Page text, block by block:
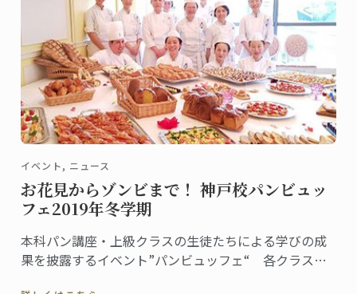
イベント, ニュース
お花見からゾンビまで！ 神戸校パンビュッ
フェ2019年冬学期
本科パン講座・上級クラスの生徒たちによる学びの成
果を披露するイベント”パンビュッフェ“ 各クラスで